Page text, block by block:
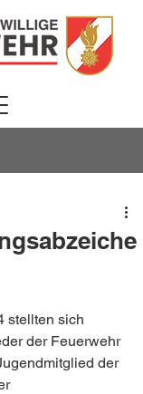
stellten sich
der Feuerwehr
der